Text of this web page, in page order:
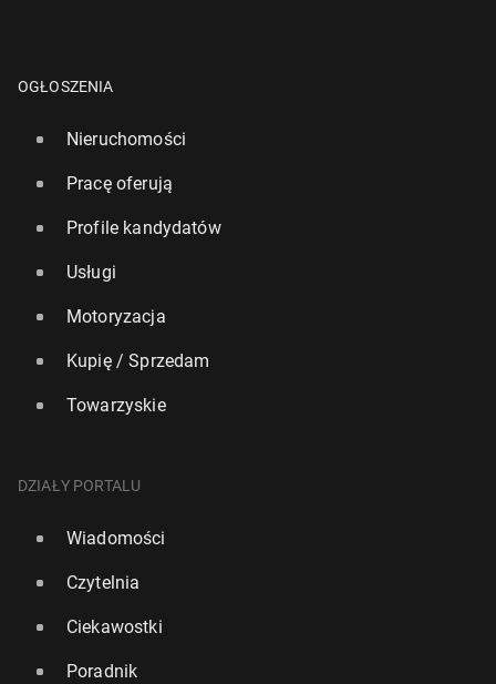
OGŁOSZENIA
Nieruchomości
Pracę oferują
Profile kandydatów
Usługi
Motoryzacja
Kupię / Sprzedam
Towarzyskie
DZIAŁY PORTALU
Wiadomości
Czytelnia
Ciekawostki
Poradnik